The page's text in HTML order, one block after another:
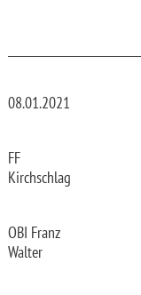
08.01.2021
FF
Kirchschlag
OBI Franz
Walter